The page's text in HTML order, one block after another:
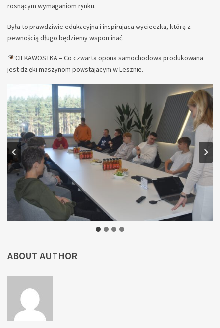
rosnącym wymaganiom rynku.
Była to prawdziwie edukacyjna i inspirująca wycieczka, którą z
pewnością długo będziemy wspominać.
CIEKAWOSTKA – Co czwarta opona samochodowa produkowana
jest dzięki maszynom powstającym w Lesznie.
ABOUT AUTHOR